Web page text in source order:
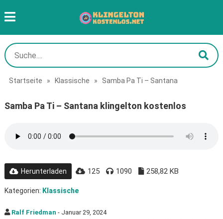
Startseite » Klassische » Samba Pa Ti – Santana
Samba Pa Ti – Santana klingelton kostenlos
Herunterladen 125 1090 258,82 KB
Kategorien: Klassische
Ralf Friedman - Januar 29, 2024